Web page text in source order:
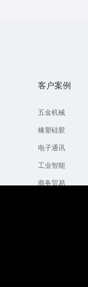
客户案例
五金机械
橡塑硅胶
电子通讯
工业智能
商务贸易